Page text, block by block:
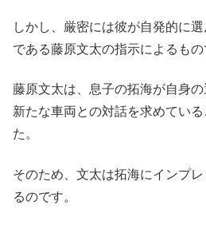
しかし、厳密には彼が自発的に
である藤原文太の指示によるもの
藤原文太は、息子の拓海が自身の
新たな車両との対話を求めてい
た。
そのため、文太は拓海にインプ
るのです。